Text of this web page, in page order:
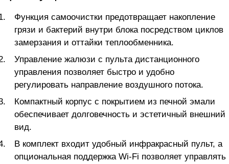
Функция самоочистки предотвращает накопление
грязи и бактерий внутри блока посредством циклов
замерзания и оттайки теплообменника.
Управление жалюзи с пульта дистанционного
управления позволяет быстро и удобно
регулировать направление воздушного потока.
Компактный корпус с покрытием из печной эмали
обеспечивает долговечность и эстетичный внешний
вид.
В комплект входит удобный инфракрасный пульт, а
опциональная поддержка Wi-Fi позволяет управлять